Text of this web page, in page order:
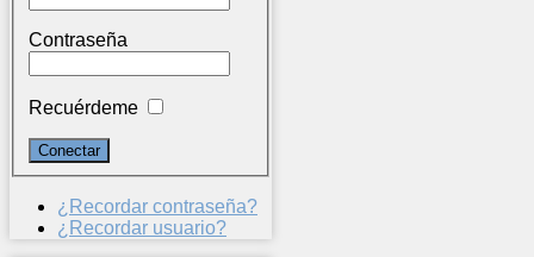
Contraseña
Recuérdeme
¿Recordar contraseña?
¿Recordar usuario?